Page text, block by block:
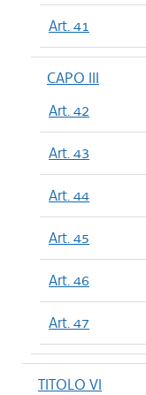
Art. 41
CAPO III
Art. 42
Art. 43
Art. 44
Art. 45
Art. 46
Art. 47
TITOLO VI